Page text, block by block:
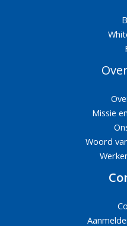
Missie
Woord